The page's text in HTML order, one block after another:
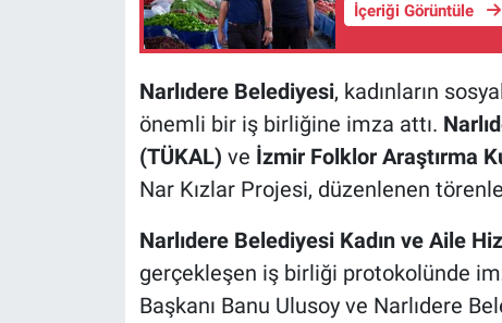
İçeriği Görüntüle
Narlıdere Belediyesi, kadınların
önemli bir iş birliğine imza attı.
(TÜKAL) ve İzmir Folklor Araştırma
Nar Kızlar Projesi, düzenlenen
Narlıdere Belediyesi Kadın ve Aile
gerçekleşen iş birliği protokolünde
Başkanı Banu Ulusoy ve Narlıdere